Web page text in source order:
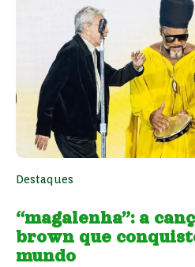
Destaques
“magalenha”: a
brown que
mundo